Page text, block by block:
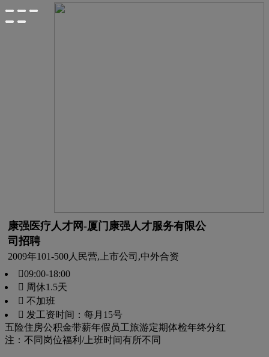
康强医疗人才网-厦门康强人才服务有限公
司招聘
2009年101-500人 民营,上市公司,中外合资
09:00-18:00
 周休1.5天
 不加班
 发工资时间：每月15号
五险住房公积金带薪年假 员工旅游定期体检年终分红
注：不同岗位福利/上班时间有所不同